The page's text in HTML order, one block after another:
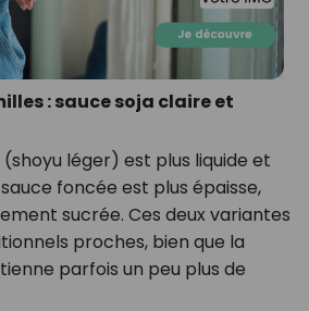
: sauce soja claire et
(shoyu léger) est plus liquide et
foncée est plus épaisse,
sucrée. Ces deux variantes
proches, bien que la
parfois un peu plus de